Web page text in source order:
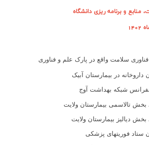
و برنامه ریزی دانشگاه
سلامت واقع در پارک علم و فناوری
در بیمارستان آبیک
شبکه بهداشت آوج
تالاسمی بیمارستان ولایت
دیالیز بیمارستان ولایت
ستاد فوریتهای پزشکی